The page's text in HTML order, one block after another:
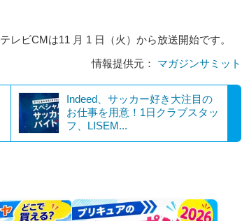
レビCMは11 月 1 日（火）から放送開始です。
情報提供元： マガジンサミット
Indeed、サッカー好き大注目の
お仕事を用意！1日クラブスタッ
フ、LISEM...